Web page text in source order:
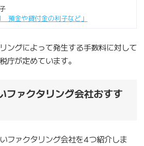
預金や貸付金の利子など」
ングによって発生する手数料に対して
庁が定めています。
ファクタリング会社おすす
ファクタリング会社を4つ紹介しま